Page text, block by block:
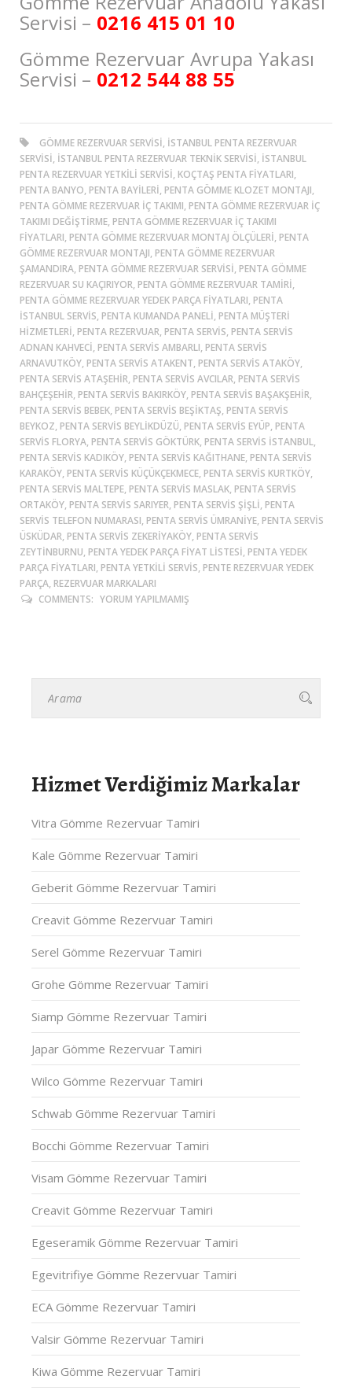
Servisi – 0216 415 01 10
Gömme Rezervuar Avrupa Yakası
Servisi – 0212 544 88 55
GÖMME REZERVUAR SERVISI, ISTANBUL PENTA REZERVUAR
SERVISI, ISTANBUL PENTA REZERVUAR TEKNIK SERVISI, ISTANBUL
PENTA REZERVUAR YETKILI SERVISI, KOÇTAŞ PENTA FIYATLARI,
PENTA BANYO, PENTA BAYILERI, PENTA GÖMME KLOZET MONTAJI,
PENTA GÖMME REZERVUAR İÇ TAKIMI, PENTA GÖMME REZERVUAR İÇ
TAKIMI DEĞIŞTIRME, PENTA GÖMME REZERVUAR İÇ TAKIMI
FIYATLARI, PENTA GÖMME REZERVUAR MONTAJ ÖLÇÜLERI, PENTA
GÖMME REZERVUAR MONTAJI, PENTA GÖMME REZERVUAR
ŞAMANDIRA, PENTA GÖMME REZERVUAR SERVISI, PENTA GÖMME
REZERVUAR SU KAÇIRIYOR, PENTA GÖMME REZERVUAR TAMIRI,
PENTA GÖMME REZERVUAR YEDEK PARÇA FIYATLARI, PENTA
ISTANBUL SERVIS, PENTA KUMANDA PANELI, PENTA MÜŞTERI
HIZMETLERI, PENTA REZERVUAR, PENTA SERVIS, PENTA SERVIS
ADNAN KAHVECI, PENTA SERVIS AMBARLI, PENTA SERVIS
ARNAVUTKÖY, PENTA SERVIS ATAKENT, PENTA SERVIS ATAKÖY,
PENTA SERVIS ATAŞEHIR, PENTA SERVIS AVCILAR, PENTA SERVIS
BAHÇEŞEHIR, PENTA SERVIS BAKIRKÖY, PENTA SERVIS BAŞAKŞEHIR,
PENTA SERVIS BEBEK, PENTA SERVIS BEŞIKTAŞ, PENTA SERVIS
BEYKOZ, PENTA SERVIS BEYLIKDÜZÜ, PENTA SERVIS EYÜP, PENTA
SERVIS FLORYA, PENTA SERVIS GÖKTÜRK, PENTA SERVIS ISTANBUL,
PENTA SERVIS KADIKÖY, PENTA SERVIS KAĞITHANE, PENTA SERVIS
KARAKÖY, PENTA SERVIS KÜÇÜKÇEKMECE, PENTA SERVIS KURTKÖY,
PENTA SERVIS MALTEPE, PENTA SERVIS MASLAK, PENTA SERVIS
ORTAKÖY, PENTA SERVIS SARIYER, PENTA SERVIS ŞIŞLI, PENTA
SERVIS TELEFON NUMARASI, PENTA SERVIS ÜMRANIYE, PENTA SERVIS
ÜSKÜDAR, PENTA SERVIS ZEKERIYAKÖY, PENTA SERVIS
ZEYTINBURNU, PENTA YEDEK PARÇA FIYAT LISTESI, PENTA YEDEK
PARÇA FIYATLARI, PENTA YETKILI SERVIS, PENTE REZERVUAR YEDEK
PARÇA, REZERVUAR MARKALARI
COMMENTS: YORUM YAPILMAMIŞ
Hizmet Verdiğimiz Markalar
Vitra Gömme Rezervuar Tamiri
Kale Gömme Rezervuar Tamiri
Geberit Gömme Rezervuar Tamiri
Creavit Gömme Rezervuar Tamiri
Serel Gömme Rezervuar Tamiri
Grohe Gömme Rezervuar Tamiri
Siamp Gömme Rezervuar Tamiri
Japar Gömme Rezervuar Tamiri
Wilco Gömme Rezervuar Tamiri
Schwab Gömme Rezervuar Tamiri
Bocchi Gömme Rezervuar Tamiri
Visam Gömme Rezervuar Tamiri
Creavit Gömme Rezervuar Tamiri
Egeseramik Gömme Rezervuar Tamiri
Egevitrifiye Gömme Rezervuar Tamiri
ECA Gömme Rezervuar Tamiri
Valsir Gömme Rezervuar Tamiri
Kiwa Gömme Rezervuar Tamiri